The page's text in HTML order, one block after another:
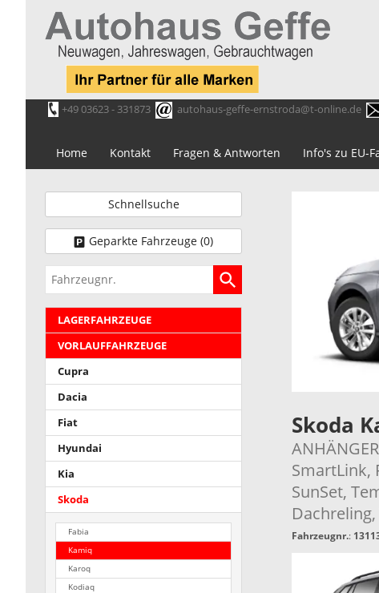
+49 03623 - 331873 autohaus-geffe-ernstroda@t-online.de
Home Kontakt Fragen & Antworten Info's zu EU-
Skoda
SmartLink,
SunSet,
Fahrzeugnr.:
Schnellsuche
Geparkte Fahrzeuge (0)
Fahrzeugnr.
LAGERFAHRZEUGE
VORLAUFFAHRZEUGE
Cupra
Dacia
Fiat
Hyundai
Kia
Skoda
Fabia
Kamiq
Karoq
Kodiaq